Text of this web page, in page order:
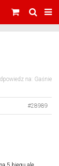
na: Gaśnie
#28989